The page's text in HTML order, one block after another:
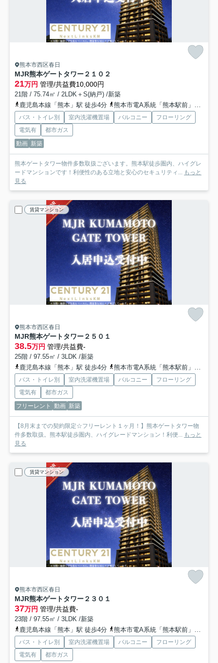
熊本市西区春日
MJR熊本ゲートタワー２１０２
21万円 管理/共益費10,000円
21階 / 75.74㎡ / 2LDK＋S(納戸) /新築
鹿児島本線「熊本」駅 徒歩4分
熊本市電A系統「熊本駅前」駅 徒歩5分
バス・トイレ別 室内洗濯機置場 バルコニー
フローリング
電気有
都市ガス
動画 新築
熊本ゲートタワー物件多数取扱ございます。熊本駅徒歩圏内、ハイグレ
ードマンションです！利便性のある立地と安心のセキュリティ... もっと
見る
賃貸マンション
熊本市西区春日
MJR熊本ゲートタワー２５０１
38.5万円 管理/共益費-
25階 / 97.55㎡ / 3LDK /新築
鹿児島本線「熊本」駅 徒歩4分
熊本市電A系統「熊本駅前」駅 徒歩5分
バス・トイレ別 室内洗濯機置場 バルコニー
フローリング
電気有
都市ガス
フリーレント
動画 新築
【8月末までの契約限定☆フリーレント１ヶ月！】熊本ゲートタワー物
件多数取扱。熊本駅徒歩圏内、ハイグレードマンション！利便... もっと
見る
賃貸マンション
熊本市西区春日
MJR熊本ゲートタワー２３０１
37万円 管理/共益費-
23階 / 97.55㎡ / 3LDK /新築
鹿児島本線「熊本」駅 徒歩4分
熊本市電A系統「熊本駅前」駅 徒歩5分
バス・トイレ別 室内洗濯機置場 バルコニー
フローリング
電気有
都市ガス